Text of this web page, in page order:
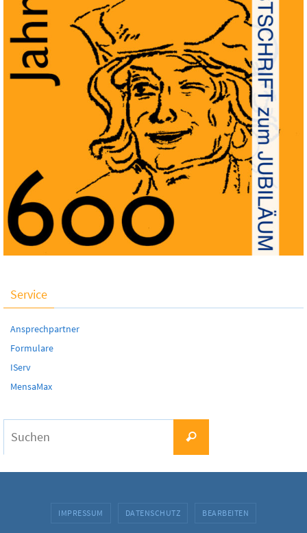
Service
Ansprechpartner
Formulare
IServ
MensaMax
Suchen
IMPRESSUM DATENSCHUTZ BEARBEITEN